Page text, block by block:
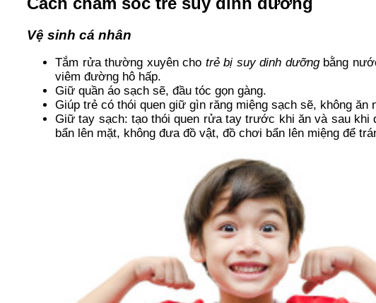
Vệ sinh cá nhân
Tắm rửa thường xuyên cho trẻ bị suy dinh dưỡngbằng
viêm đường hô hấp.
Giữ quần áo sạch sẽ, đầu tóc gọn gàng.
Giúp trẻ có thói quen giữ gìn răng miệng sạch sẽ, không
Giữ tay sạch: tạo thói quen rửa tay trước khi ăn và sau khi
bẩn lên mặt, không đưa đồ vật, đồ chơi bẩn lên miệng để